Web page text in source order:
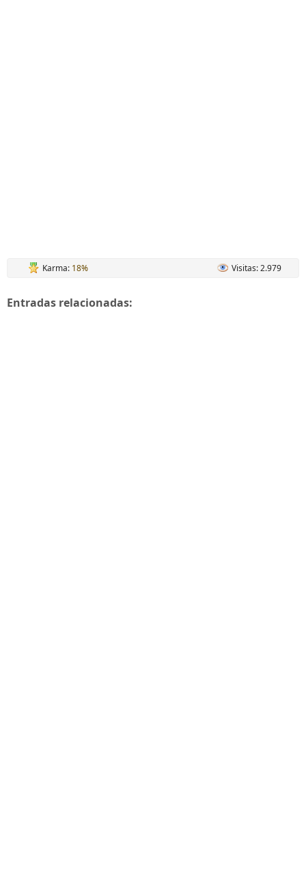
Karma: 18% Visitas: 2.979
Entradas relacionadas: